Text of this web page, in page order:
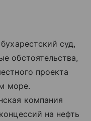
суд,
обстоятельства,
проекта
море.
компания
на нефть